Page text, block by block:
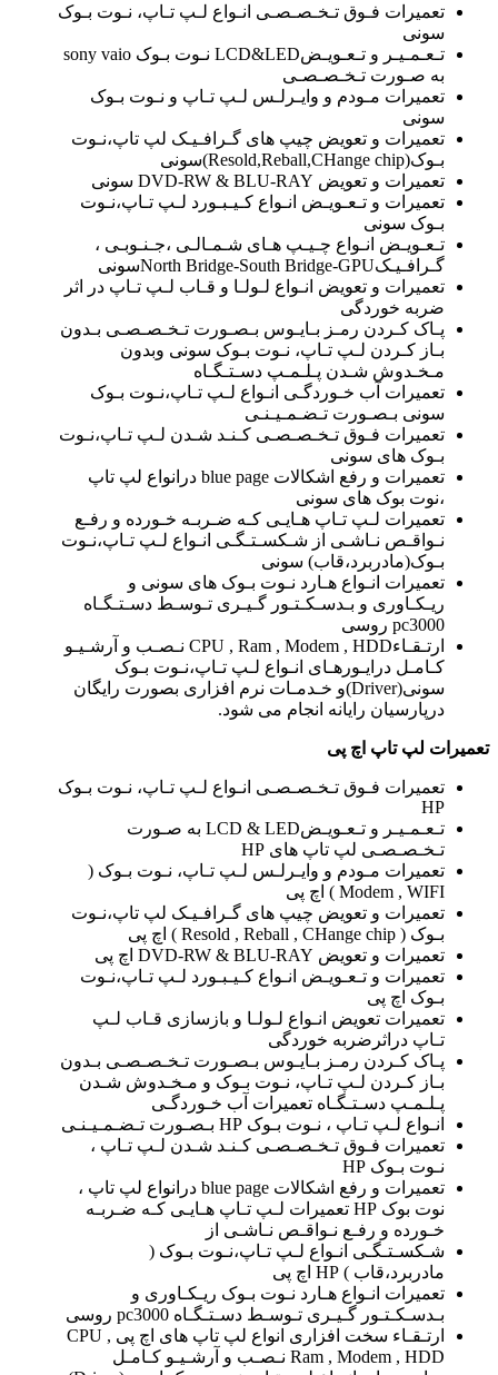
تعمیرات فـوق تـخـصـصـی انـواع لـپ تـاپ، نـوت بـوک
سونی
تـعـمـیـر و تـعـویـضLCD&LED نـوت بـوک sony vaio
به صـورت تـخـصـصـی
تعمیرات مـودم و وایـرلـس لـپ تـاپ و نـوت بـوک
سونی
تعمیرات و تعویض چیپ های گـرافـیـک لپ تاپ،نـوت
بـوک(Resold,Reball,CHange chip)سونی
تعمیرات و تعویض DVD-RW & BLU-RAY سونی
تعمیرات و تـعـویـض انـواع کـیـبـورد لـپ تـاپ،نـوت
بـوک سونی
تـعـویـض انـواع چـیـپ هـای شـمـالـی ،جـنـوبـی ،
گـرافـیـکNorth Bridge-South Bridge-GPUسونی
تعمیرات و تعویض انـواع لـولـا و قـاب لـپ تـاپ در اثر
ضربه خوردگی
پـاک کـردن رمـز بـایـوس بـصـورت تـخـصـصـی بـدون
بـاز کـردن لـپ تـاپ، نـوت بـوک سونی وبدون
مـخـدوش شـدن پـلـمـپ دسـتـگـاه
تعمیرات آب خـوردگـی انـواع لـپ تـاپ،نـوت بـوک
سونی بـصـورت تـضـمـیـنـی
تعمیرات فـوق تـخـصـصـی کـنـد شـدن لـپ تـاپ،نـوت
بـوک های سونی
تعمیرات و رفع اشکالات blue page درانواع لپ تاپ
،نوت بوک های سونی
تعمیرات لـپ تـاپ هـایـی کـه ضـربـه خـورده و رفـع
نـواقـص نـاشـی از شـکسـتـگـی انـواع لـپ تـاپ،نـوت
بـوک(مادربرد،قاب) سونی
تعمیرات انـواع هـارد نـوت بـوک های سونی و
ریـکـاوری و بـدسـکـتـور گـیـری تـوسـط دسـتـگـاه
pc3000 روسی
ارتـقـاءCPU , Ram , Modem , HDD نـصـب و آرشـیـو
کـامـل درایـورهـای انـواع لـپ تـاپ،نـوت بـوک
سونی(Driver)و خـدمـات نرم افزاری بصورت رایگان
درپارسیان رایانه انجام می شود.
تعمیرات لپ تاپ اچ پی
تعمیرات فـوق تـخـصـصـی انـواع لـپ تـاپ، نـوت بـوک
HP
تـعـمـیـر و تـعـویـضLCD & LED به صـورت
تـخـصـصـی لپ تاپ های HP
تعمیرات مـودم و وایـرلـس لـپ تـاپ، نـوت بـوک (
Modem , WIFI ) اچ پی
تعمیرات و تعویض چیپ های گـرافـیـک لپ تاپ،نـوت
بـوک ( Resold , Reball , CHange chip ) اچ پی
تعمیرات و تعویض DVD-RW & BLU-RAY اچ پی
تعمیرات و تـعـویـض انـواع کـیـبـورد لـپ تـاپ،نـوت
بـوک اچ پی
تعمیرات تعویض انـواع لـولـا و بازسازی قـاب لـپ
تـاپ دراثرضربه خوردگی
پـاک کـردن رمـز بـایـوس بـصـورت تـخـصـصـی بـدون
بـاز کـردن لـپ تـاپ، نـوت بـوک و مـخـدوش شـدن
پـلـمـپ دسـتـگـاه تعمیرات آب خـوردگـی
انـواع لـپ تـاپ ، نـوت بـوک HP بـصـورت تـضـمـیـنـی
تعمیرات فـوق تـخـصـصـی کـنـد شـدن لـپ تـاپ ،
نـوت بـوک HP
تعمیرات و رفع اشکالات blue page درانواع لپ تاپ ،
نوت بوک HP تعمیرات لـپ تـاپ هـایـی کـه ضـربـه
خـورده و رفـع نـواقـص نـاشـی از
شـکسـتـگـی انـواع لـپ تـاپ،نـوت بـوک (
مادربرد،قاب ) HP اچ پی
تعمیرات انـواع هـارد نـوت بـوک ریـکـاوری و
بـدسـکـتـور گـیـری تـوسـط دسـتـگـاه pc3000 روسی
ارتـقـاء سخت افزاری انواع لپ تاپ های اچ پی CPU ,
Ram , Modem , HDD نـصـب و آرشـیـو کـامـل